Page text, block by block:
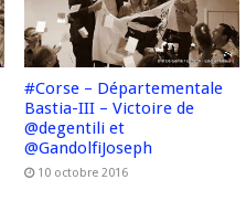
#Corse – Départementale
Bastia-III – Victoire de
@degentili et
@GandolfiJoseph
10 octobre 2016